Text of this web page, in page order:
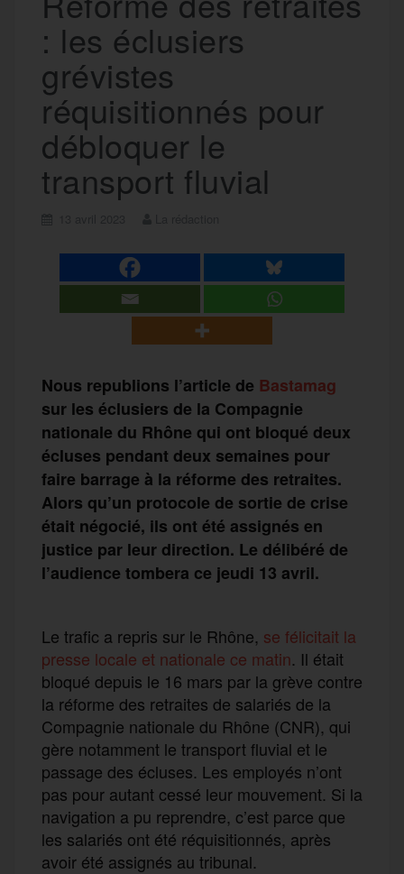
: les éclusiers
grévistes
réquisitionnés pour
débloquer le
transport fluvial
Nous republions l’article de Bastamag
sur les éclusiers de la Compagnie
nationale du Rhône qui ont bloqué deux
écluses pendant deux semaines pour
faire barrage à la réforme des retraites.
Alors qu’un protocole de sortie de crise
était négocié, ils ont été assignés en
justice par leur direction. Le délibéré de
l’audience tombera ce jeudi 13 avril.
Le trafic a repris sur le Rhône, se félicitait la
presse locale et nationale ce matin. Il était
bloqué depuis le 16 mars par la grève contre
la réforme des retraites de salariés de la
Compagnie nationale du Rhône (CNR), qui
gère notamment le transport fluvial et le
passage des écluses. Les employés n’ont
pas pour autant cessé leur mouvement. Si la
navigation a pu reprendre, c’est parce que
les salariés ont été réquisitionnés, après
avoir été assignés au tribunal.